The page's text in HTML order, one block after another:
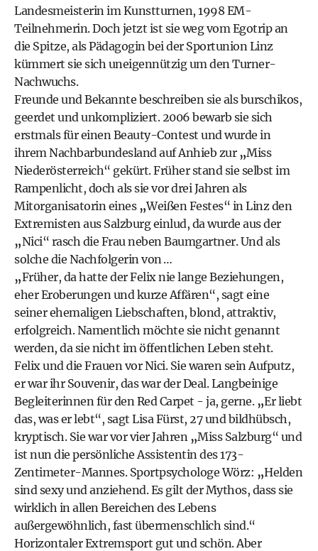
Landesmeisterin im Kunstturnen, 1998 EM-
Teilnehmerin. Doch jetzt ist sie weg vom Egotrip an
die Spitze, als Pädagogin bei der Sportunion Linz
kümmert sie sich uneigennützig um den Turner-
Nachwuchs.
Freunde und Bekannte beschreiben sie als burschikos,
geerdet und unkompliziert. 2006 bewarb sie sich
erstmals für einen Beauty-Contest und wurde in
ihrem Nachbarbundesland auf Anhieb zur „Miss
Niederösterreich“ gekürt. Früher stand sie selbst im
Rampenlicht, doch als sie vor drei Jahren als
Mitorganisatorin eines „Weißen Festes“ in Linz den
Extremisten aus Salzburg einlud, da wurde aus der
„Nici“ rasch die Frau neben Baumgartner. Und als
solche die Nachfolgerin von …
„Früher, da hatte der Felix nie lange Beziehungen,
eher Eroberungen und kurze Affären“, sagt eine
seiner ehemaligen Liebschaften, blond, attraktiv,
erfolgreich. Namentlich möchte sie nicht genannt
werden, da sie nicht im öffentlichen Leben steht.
Felix und die Frauen vor Nici. Sie waren sein Aufputz,
er war ihr Souvenir, das war der Deal. Langbeinige
Begleiterinnen für den Red Carpet - ja, gerne. „Er liebt
das, was er lebt“, sagt Lisa Fürst, 27 und bildhübsch,
kryptisch. Sie war vor vier Jahren „Miss Salzburg“ und
ist nun die persönliche Assistentin des 173-
Zentimeter-Mannes. Sportpsychologe Wörz: „Helden
sind sexy und anziehend. Es gilt der Mythos, dass sie
wirklich in allen Bereichen des Lebens
außergewöhnlich, fast übermenschlich sind.“
Horizontaler Extremsport gut und schön. Aber